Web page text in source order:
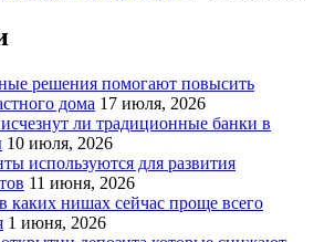
решения помогают повысить
дома 17 июля, 2026
ли традиционные банки в
10 июля, 2026
используются для развития
11 июня, 2026
каких нишах сейчас проще всего
1 июня, 2026